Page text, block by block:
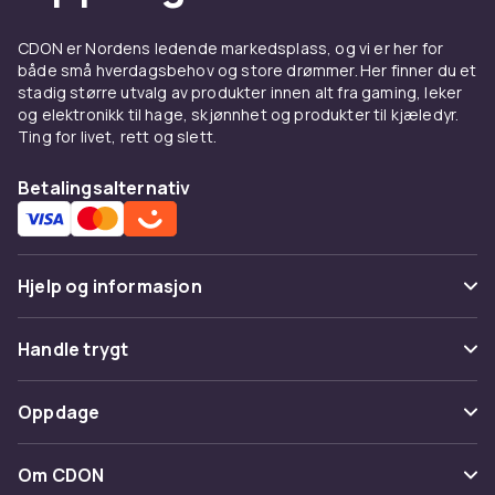
med tiden og kan påvirka kvaliteten på dina
utskrifter. Gjennom att byta ut slitna
komponenter kan du behål la precisionen og
undvika problem som ojämna lager eller dårlig
vidhäftning.
utskriftskvalitet
Tilbehør som byggytor, lim og andra lösningar
Det minker risken for misslyckade utskrifter og
gjør processen mer förutsägbar.
For hobby, skapande og
tekniska projekt
3d-printing används i allt fra hobbyprojekt og
kreativa idéer till mer tekniska konstruktioner.
CDON er Nordens ledende markedsplass, og vi er her for
både små hverdagsbehov og store drømmer. Her finner du et
stadig større utvalg av produkter innen alt fra gaming, leker
og elektronikk til hage, skjønnhet og produkter til kjæledyr.
Ting for livet, rett og slett.
Betalingsalternativ
Hjelp og informasjon
Vanlige spørsmål
Spor pakke
Angre & returner her
Kontakt oss
Handle trygt
Betaling
Levering
Oppdage
Kategorier
Om CDON